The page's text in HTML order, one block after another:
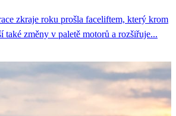
zkraje roku prošla faceliftem, který krom
také změny v paletě motorů a rozšiřuje...